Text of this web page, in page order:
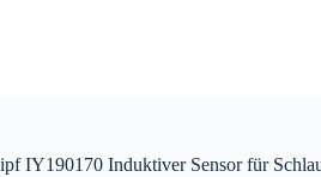
ipf IY190170 Induktiver Sensor für